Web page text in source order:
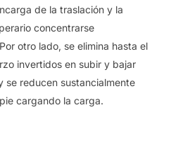
de la traslación y la
concentrarse
otro lado, se elimina hasta el
invertidos en subir y bajar
reducen sustancialmente
cargando la carga.